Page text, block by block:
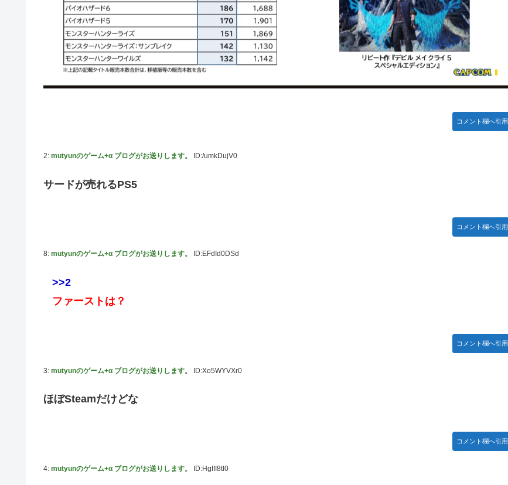
日向坂46・18thシングル発売決定！
｢乃木坂あそぶだけ 1万円で遊ぼう！｣ 後編公開！！！【乃木坂46】
【悲報】アイドルが歌下手な理由
【海外の反応】海外「日本資本が入った瞬間、魔法がかかったｗ」豪州のセブンイレブンが”日本化”して劇的進化！「おにぎ
りとたまごサンドが食べられるなんて……」
コメント欄へ引用
2: mutyunのゲーム+α ブログがお送りします。 ID:/umkDujV0
サードが売れるPS5
コメント欄へ引用
8: mutyunのゲーム+α ブログがお送りします。 ID:EFdId0DSd
>>2
ファーストは？
コメント欄へ引用
3: mutyunのゲーム+α ブログがお送りします。 ID:Xo5WYVXr0
ほぼSteamだけどな
コメント欄へ引用
4: mutyunのゲーム+α ブログがお送りします。 ID:HgfII8tl0